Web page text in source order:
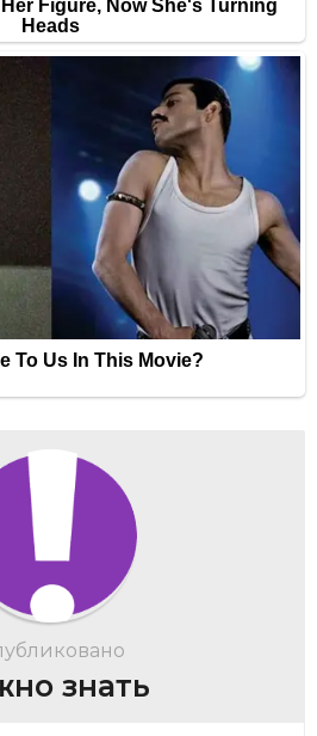
знать